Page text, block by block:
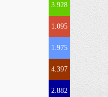
3.928
1.095
1.975
4.397
2.882